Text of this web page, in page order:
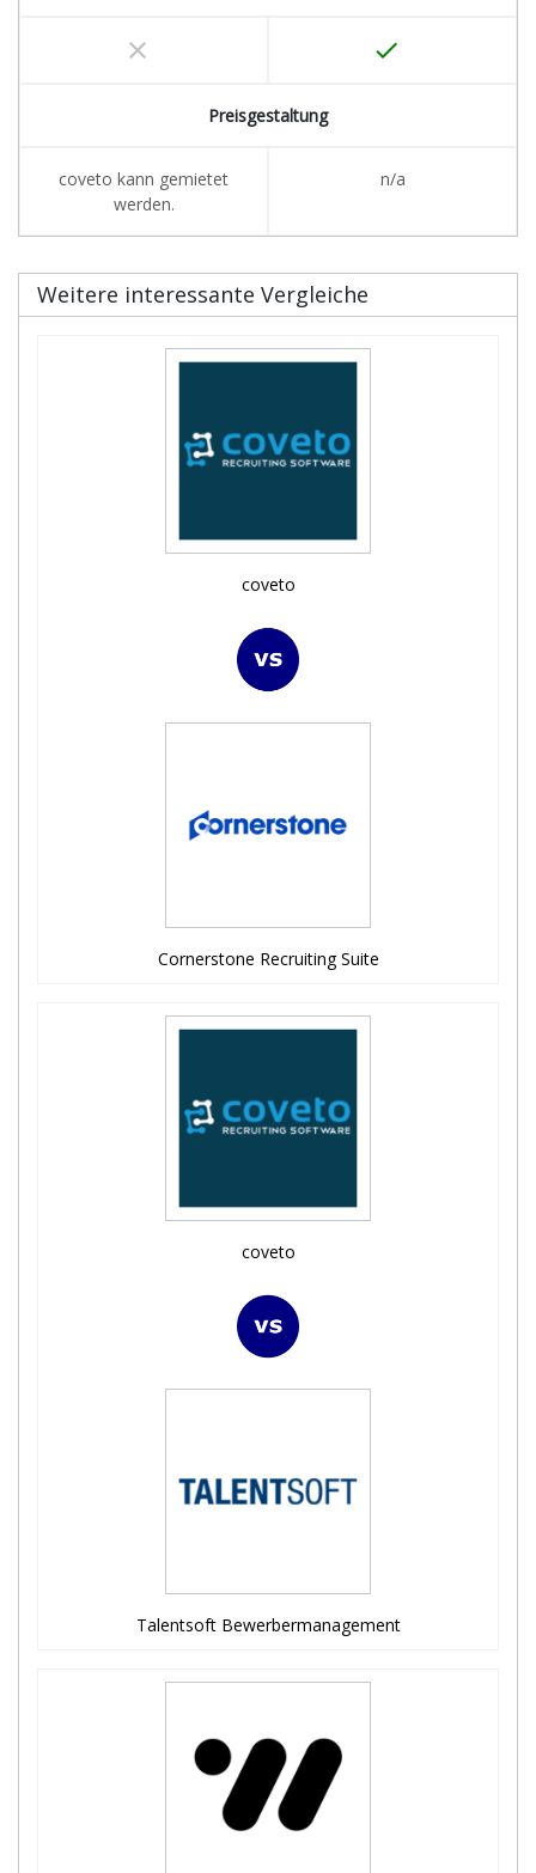
clear done
Preisgestaltung
coveto kann gemietet
werden.
n/a
Weitere interessante Vergleiche
coveto
Cornerstone Recruiting Suite
coveto
Talentsoft Bewerbermanagement